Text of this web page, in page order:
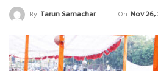
By Tarun Samachar On Nov 26,